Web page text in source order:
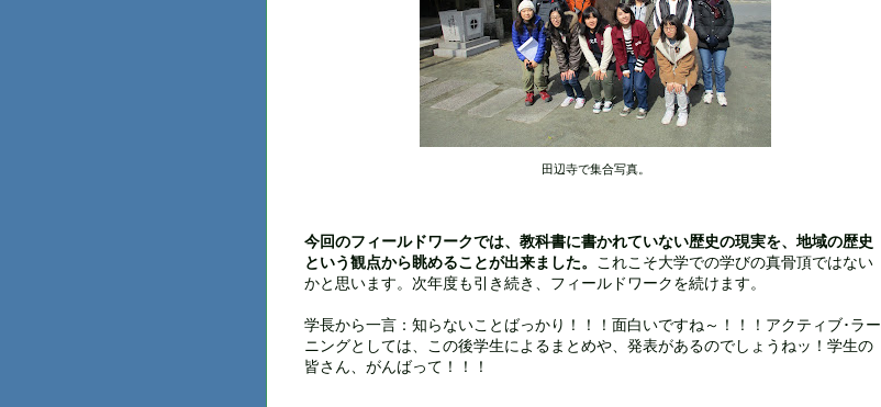
田辺寺で集合写真。
今回のフィールドワークでは、教科書に書かれていない歴史の現実を、地域の歴史
という観点から眺めることが出来ました。 これこそ大学での学びの真骨頂ではない
かと思います。次年度も引き続き、フィールドワークを続けます。
学長から一言：知らないことばっかり！！！面白いですね～！！！アクティブ･ラー
ニングとしては、この後学生によるまとめや、発表があるのでしょうねッ！学生の
皆さん、がんばって！！！